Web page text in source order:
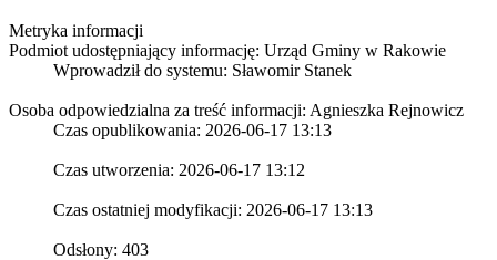
Metryka informacji
Podmiot udostępniający informację: Urząd Gminy w Rakowie
Wprowadził do systemu: Sławomir Stanek
Osoba odpowiedzialna za treść informacji: Agnieszka Rejnowicz
Czas opublikowania: 2026-06-17 13:13
Czas utworzenia: 2026-06-17 13:12
Czas ostatniej modyfikacji: 2026-06-17 13:13
Odsłony: 403